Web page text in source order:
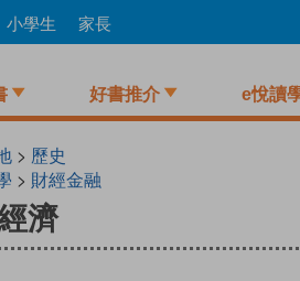
小學生 家長
好書推介 e悅讀
> 歷史
> 財經金融
濟